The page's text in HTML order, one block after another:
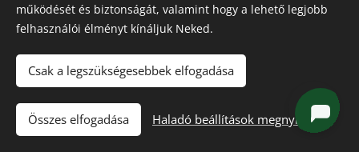
működését és biztonságát, valamint hogy a lehető legjobb
felhasználói élményt kínáljuk Neked.
Csak a legszükségesebbek elfogadása
Összes elfogadása Haladó beállítások megnyitása